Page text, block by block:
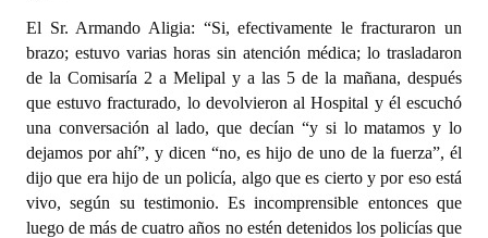
El Sr. Armando Aligia: “Si, efectivamente le fracturaron un
brazo; estuvo varias horas sin atención médica; lo trasladaron
de la Comisaría 2 a Melipal y a las 5 de la mañana, después
que estuvo fracturado, lo devolvieron al Hospital y él escuchó
una conversación al lado, que decían “y si lo matamos y lo
dejamos por ahí”, y dicen “no, es hijo de uno de la fuerza”, él
dijo que era hijo de un policía, algo que es cierto y por eso está
vivo, según su testimonio. Es incomprensible entonces que
luego de más de cuatro años no estén detenidos los policías que